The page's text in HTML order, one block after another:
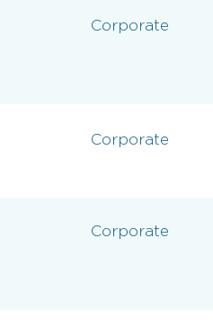
Corporate
Corporate
Corporate